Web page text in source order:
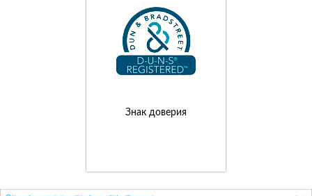
Знак доверия